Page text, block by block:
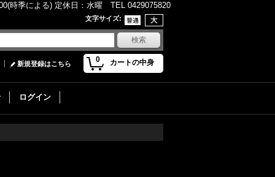
時季による) 定休日：水曜 TEL 0429075820
文字サイズ:
0 カートの中身
新規登録はこちら
ログイン